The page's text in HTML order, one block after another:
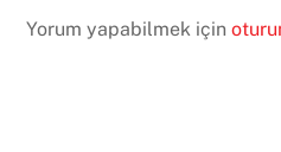
Yorum yapabilmek için